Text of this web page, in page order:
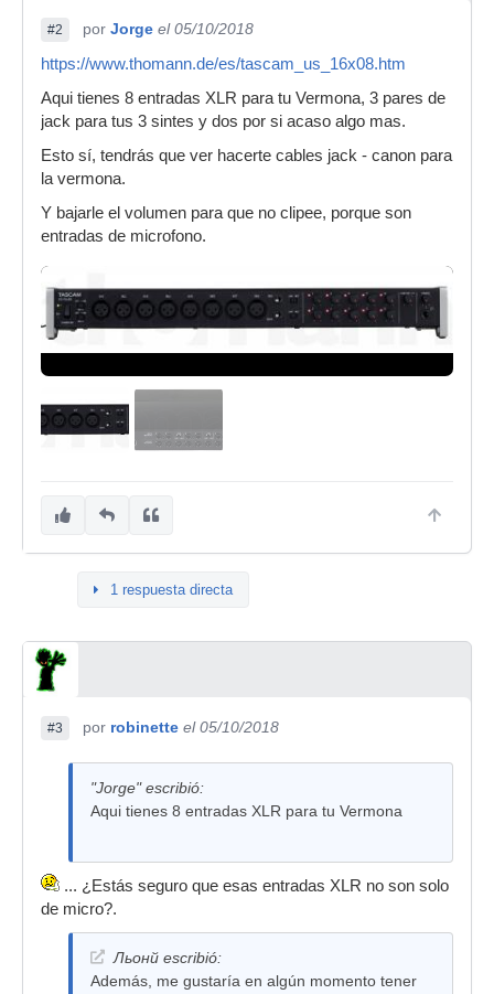
#2 por Jorge el 05/10/2018
https://www.thomann.de/es/tascam_us_16x08.htm
Aqui tienes 8 entradas XLR para tu Vermona, 3 pares de
jack para tus 3 sintes y dos por si acaso algo mas.
Esto sí, tendrás que ver hacerte cables jack - canon para
la vermona.
Y bajarle el volumen para que no clipee, porque son
entradas de microfono.
1 respuesta directa
#3 por robinette el 05/10/2018
"Jorge" escribió:
Aqui tienes 8 entradas XLR para tu Vermona
... ¿Estás seguro que esas entradas XLR no son solo
de micro?.
Льонй escribió:
Además, me gustaría en algún momento tener